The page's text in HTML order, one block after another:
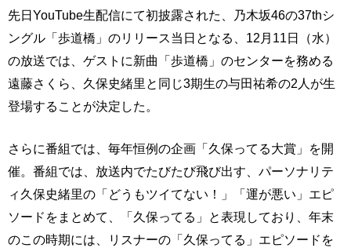
先日YouTube生配信にて初披露された、乃木坂46の37thシ
ングル「歩道橋」のリリース当日となる、12月11日（水）
の放送では、ゲストに新曲「歩道橋」のセンターを務める
遠藤さくら、久保史緒里と同じ3期生の与田祐希の2人が生
登場することが決定した。
さらに番組では、毎年恒例の企画「久保ってる大賞」を開
催。番組では、放送内でたびたび飛び出す、パーソナリテ
ィ久保史緒里の「どうもツイてない！」「運が悪い」エピ
ソードをまとめて、「久保ってる」と表現しており、年末
のこの時期には、リスナーの「久保ってる」エピソードを